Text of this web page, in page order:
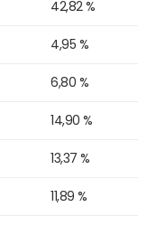
42,82 %
4,95 %
6,80 %
14,90 %
13,37 %
11,89 %